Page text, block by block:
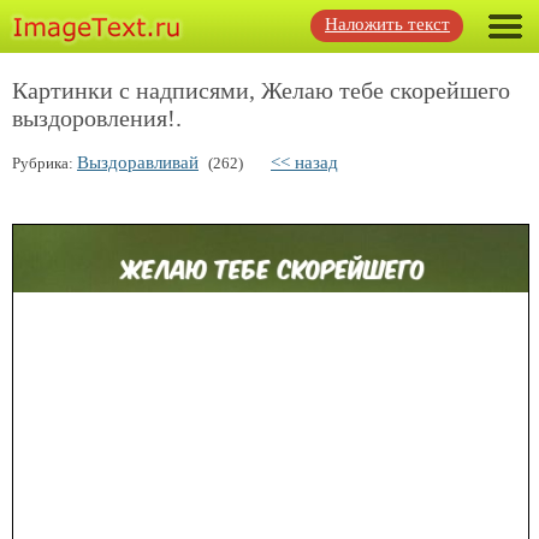
Наложить текст
Картинки с надписями, Желаю тебе скорейшего
выздоровления!.
Рубрика: Выздоравливай (262) << назад